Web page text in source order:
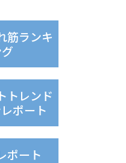
筋ランキ
トレンド
ポート
ポート